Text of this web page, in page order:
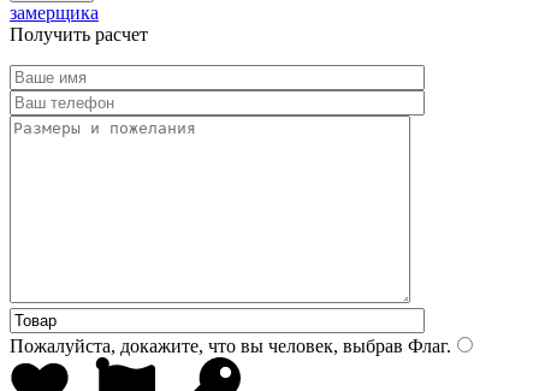
замерщика
Получить расчет
Пожалуйста, докажите, что вы человек, выбрав Флаг.